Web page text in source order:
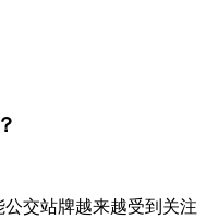
交站牌越来越受到关注